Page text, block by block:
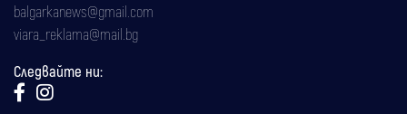
balgarkanews@gmail.com
viara_reklama@mail.bg
Следвайте ни: